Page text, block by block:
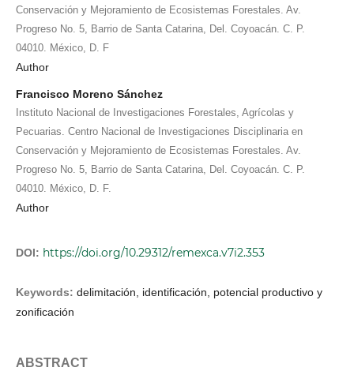
Conservación y Mejoramiento de Ecosistemas Forestales. Av.
Progreso No. 5, Barrio de Santa Catarina, Del. Coyoacán. C. P.
04010. México, D. F
Author
Francisco Moreno Sánchez
Instituto Nacional de Investigaciones Forestales, Agrícolas y
Pecuarias. Centro Nacional de Investigaciones Disciplinaria en
Conservación y Mejoramiento de Ecosistemas Forestales. Av.
Progreso No. 5, Barrio de Santa Catarina, Del. Coyoacán. C. P.
04010. México, D. F.
Author
DOI: https://doi.org/10.29312/remexca.v7i2.353
Keywords: delimitación, identificación, potencial productivo y
zonificación
ABSTRACT